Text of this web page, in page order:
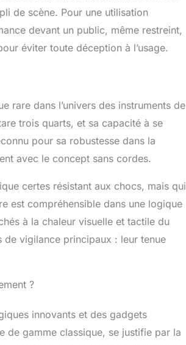
de scène. Pour une utilisation
devant un public, même restreint,
éviter toute déception à l’usage.
rare dans l’univers des instruments de
trois quarts, et sa capacité à se
pour sa robustesse dans la
avec le concept sans cordes.
certes résistant aux chocs, mais qui
est compréhensible dans une logique
à la chaleur visuelle et tactile du
vigilance principaux : leur tenue
?
innovants et des gadgets
de gamme classique, se justifie par la